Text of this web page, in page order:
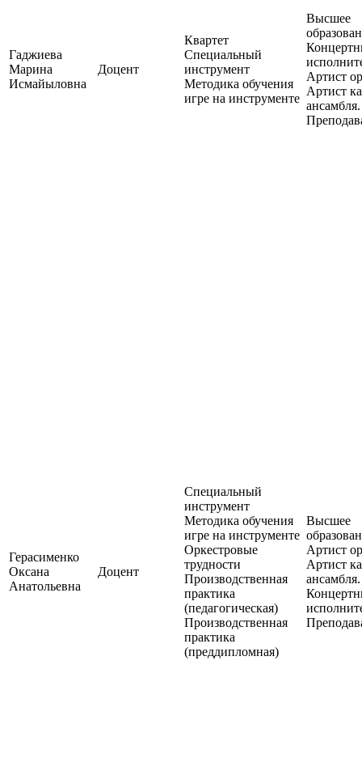
Гаджиева
Марина
Исмайыловна
Доцент
Квартет
Специальный
инструмент
Методика обучения
игре на инструменте
Высшее
Артист
Артист
ансамбля.
Герасименко
Оксана
Анатольевна
Доцент
Специальный
инструмент
Методика обучения
игре на инструменте
Оркестровые
трудности
Производственная
практика
(педагогическая)
Производственная
практика
(преддипломная)
Высшее
Артист
Артист
ансамбля.